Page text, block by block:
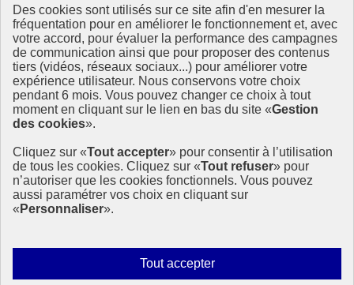
Des cookies sont utilisés sur ce site afin d'en mesurer la
fréquentation pour en améliorer le fonctionnement et, avec
votre accord, pour évaluer la performance des campagnes
de communication ainsi que pour proposer des contenus
tiers (vidéos, réseaux sociaux...) pour améliorer votre
expérience utilisateur. Nous conservons votre choix
pendant 6 mois. Vous pouvez changer ce choix à tout
moment en cliquant sur le lien en bas du site «Gestion
des cookies».
Cliquez sur «Tout accepter» pour consentir à l’utilisation
de tous les cookies. Cliquez sur «Tout refuser» pour
n’autoriser que les cookies fonctionnels. Vous pouvez
aussi paramétrer vos choix en cliquant sur
« Personnaliser».
Tout accepterAutoriser
tous
Ressources
La Méth’ODD
Gouvernement
Ce site propose l’information de référence concernant l’Agenda
2030 et la feuille de route de la France. Il valorise la mobilisation de
tous les acteurs.
info.gouv.fr- ouvre une nouvelle fenêtre
service-public.fr - ouvre une nouvelle fenêtre
legifrance.gouv.fr- ouvre une nouvelle fenêtre
data.gouv.fr- ouvre une nouvelle fenêtre
Plan du site
Mentions légales